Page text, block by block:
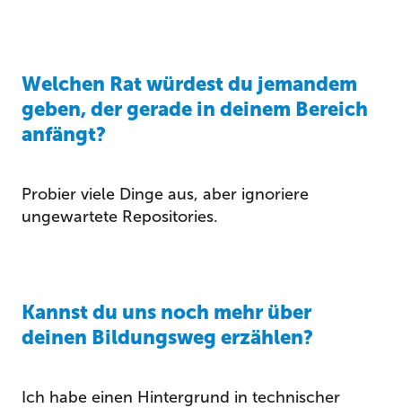
Welchen Rat würdest du jemandem
geben, der gerade in deinem Bereich
anfängt?
Probier viele Dinge aus, aber ignoriere
ungewartete Repositories.
Kannst du uns noch mehr über
deinen Bildungsweg erzählen?
Ich habe einen Hintergrund in technischer